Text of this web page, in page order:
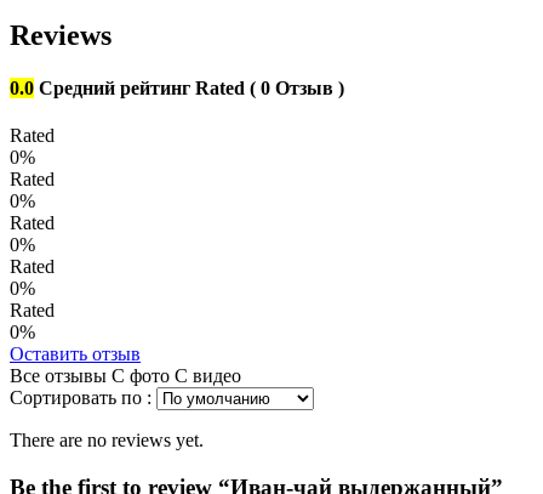
Reviews
0.0 Средний рейтинг Rated ( 0 Отзыв )
Rated
0%
Rated
0%
Rated
0%
Rated
0%
Rated
0%
Оставить отзыв
Все отзывы С фото С видео
Сортировать по :
There are no reviews yet.
Be the first to review “Иван-чай выдержанный”